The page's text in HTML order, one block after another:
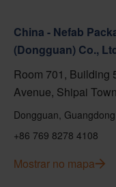
China - Nefab
(Dongguan) Co.,
Room 701, Building
Avenue, Shipai Town
Dongguan,
+86 769 8278 4108
Mostrar no mapa